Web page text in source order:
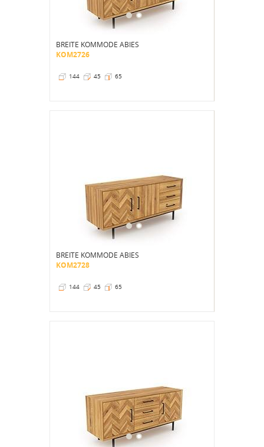
BREITE KOMMODE ABIES
KOM2726
144 45 65
BREITE KOMMODE ABIES
KOM2728
144 45 65